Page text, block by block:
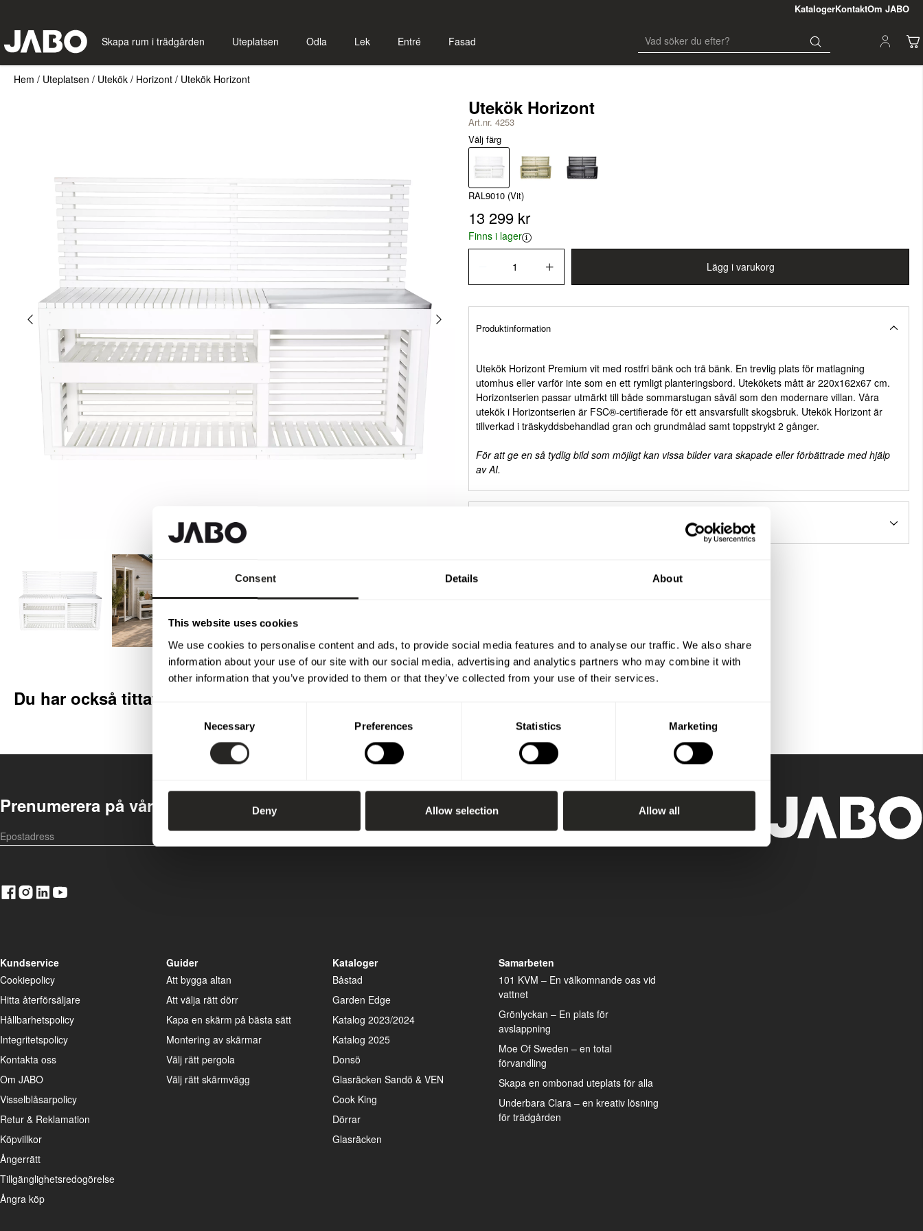
Consent Details About
This website uses cookies
We use cookies to personalise content and ads, to provide social media features and to analyse our traffic. We also share
information about your use of our site with our social media, advertising and analytics partners who may combine it with
other information that you’ve provided to them or that they’ve collected from your use of their services.
Necessary Preferences Statistics Marketing
Deny Allow selection Allow all
KatalogerKontaktOm JABO
Skapa rum i trädgården Uteplatsen Odla Lek Entré Fasad
Hem / Uteplatsen / Utekök / Horizont / Utekök Horizont
Utekök Horizont
Art.nr. 4253
Välj färg
RAL9010 (Vit)
13 299 kr
Finns i lager
Lägg i varukorg
Produktinformation
Utekök Horizont Premium vit med rostfri bänk och trä bänk. En trevlig plats för matlagning
utomhus eller varför inte som en ett rymligt planteringsbord. Utekökets mått är 220x162x67 cm.
Horizontserien passar utmärkt till både sommarstugan såväl som den modernare villan. Våra
utekök i Horizontserien är FSC®-certifierade för ett ansvarsfullt skogsbruk. Utekök Horizont är
tillverkad i träskyddsbehandlad gran och grundmålad samt toppstrykt 2 gånger.
För att ge en så tydlig bild som möjligt kan vissa bilder vara skapade eller förbättrade med hjälp
av AI.
Du har också tittat på
Prenumerera på vårt nyhetsbrev
OK
Kundservice
Cookiepolicy
Hitta återförsäljare
Hållbarhetspolicy
Integritetspolicy
Kontakta oss
Om JABO
Visselblåsarpolicy
Retur & Reklamation
Köpvillkor
Ångerrätt
Tillgänglighetsredogörelse
Ångra köp
Guider
Att bygga altan
Att välja rätt dörr
Kapa en skärm på bästa sätt
Montering av skärmar
Välj rätt pergola
Välj rätt skärmvägg
Kataloger
Båstad
Garden Edge
Katalog 2023/2024
Katalog 2025
Donsö
Glasräcken Sandö & VEN
Cook King
Dörrar
Glasräcken
Samarbeten
101 KVM – En välkomnande oas vid
vattnet
Grönlyckan – En plats för
avslappning
Moe Of Sweden – en total
förvandling
Skapa en ombonad uteplats för alla
Underbara Clara – en kreativ lösning
för trädgården